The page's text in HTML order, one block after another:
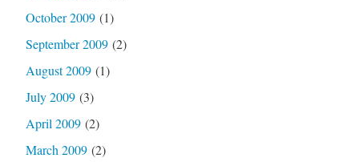
October 2009(1)
September 2009(2)
August 2009(1)
July 2009(3)
April 2009(2)
March 2009(2)